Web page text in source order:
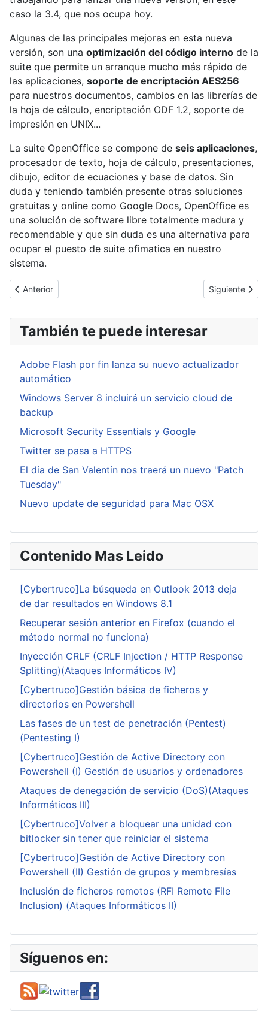
caso la 3.4, que nos ocupa hoy.
Algunas de las principales mejoras en esta nueva
versión, son una optimización del código interno de la
suite que permite un arranque mucho más rápido de
las aplicaciones, soporte de encriptación AES256
para nuestros documentos, cambios en las librerías de
la hoja de cálculo, encriptación ODF 1.2, soporte de
impresión en UNIX...
La suite OpenOffice se compone de seis aplicaciones,
procesador de texto, hoja de cálculo, presentaciones,
dibujo, editor de ecuaciones y base de datos. Sin
duda y teniendo también presente otras soluciones
gratuitas y online como Google Docs, OpenOffice es
una solución de software libre totalmente madura y
recomendable y que sin duda es una alternativa para
ocupar el puesto de suite ofimatica en nuestro
sistema.
Artículo anterior: Inclusión de ficheros remotos (RFI Remote File
Anterior Artículo
Siguiente
También te puede interesar
Adobe Flash por fin lanza su nuevo actualizador
automático
Windows Server 8 incluirá un servicio cloud de
backup
Microsoft Security Essentials y Google
Twitter se pasa a HTTPS
El día de San Valentín nos traerá un nuevo "Patch
Tuesday"
Nuevo update de seguridad para Mac OSX
Contenido Mas Leido
[Cybertruco]La búsqueda en Outlook 2013 deja
de dar resultados en Windows 8.1
Recuperar sesión anterior en Firefox (cuando el
método normal no funciona)
Inyección CRLF (CRLF Injection / HTTP Response
Splitting)(Ataques Informáticos IV)
[Cybertruco]Gestión básica de ficheros y
directorios en Powershell
Las fases de un test de penetración (Pentest)
(Pentesting I)
[Cybertruco]Gestión de Active Directory con
Powershell (I) Gestión de usuarios y ordenadores
Ataques de denegación de servicio (DoS)(Ataques
Informáticos III)
[Cybertruco]Volver a bloquear una unidad con
bitlocker sin tener que reiniciar el sistema
[Cybertruco]Gestión de Active Directory con
Powershell (II) Gestión de grupos y membresías
Inclusión de ficheros remotos (RFI Remote File
Inclusion) (Ataques Informáticos II)
Síguenos en: